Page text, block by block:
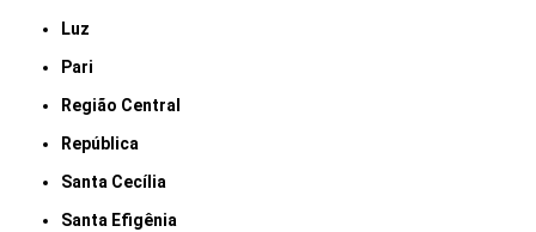
Luz
Pari
Região Central
República
Santa Cecília
Santa Efigênia